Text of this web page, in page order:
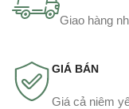
Giao hàng
GIÁ BÁN
Giá cả niêm